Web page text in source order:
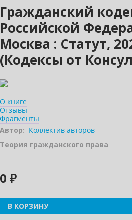
Гражданский
Российской
Москва : Статут,
(Кодексы от
О книге
Отзывы
Фрагменты
Автор: Коллектив авторов
Теория гражданского права
0 ₽
В КОРЗИНУ